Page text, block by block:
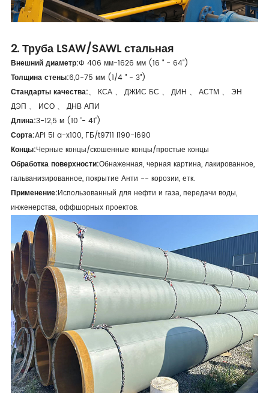
2. Труба LSAW/SAWL стальная
Внешний диаметр:Φ 406 мм-1626 мм (16 " - 64")
Толщина стены:6,0-75 мм (1/4 " - 3")
Стандарты качества:、 КСА 、 ДЖИС БС 、 ДИН 、 АСТМ 、 ЭН
ДЭП 、 ИСО 、 ДНВ АПИ
Длина:3-12,5 м (10 '- 41')
Сорта:API 5l a-x100, ГБ/t9711 l190-l690
Концы:Черные концы/скошенные концы/простые концы
Обработка поверхности:Обнаженная, черная картина, лакированное,
гальванизированное, покрытие Анти -- корозии, етк.
Применение:Использованный для нефти и газа, передачи воды,
инженерства, оффшорных проектов.